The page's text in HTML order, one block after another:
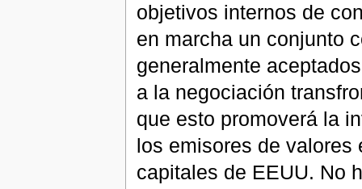
objetivos internos de
en marcha un conjunto
generalmente
a la negociación
que esto promoverá la
los emisores de valores
capitales de EEUU. No